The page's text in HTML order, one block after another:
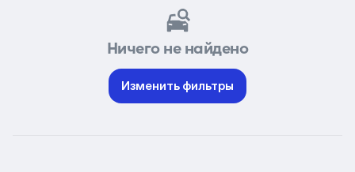
Ничего не найдено
Изменить фильтры